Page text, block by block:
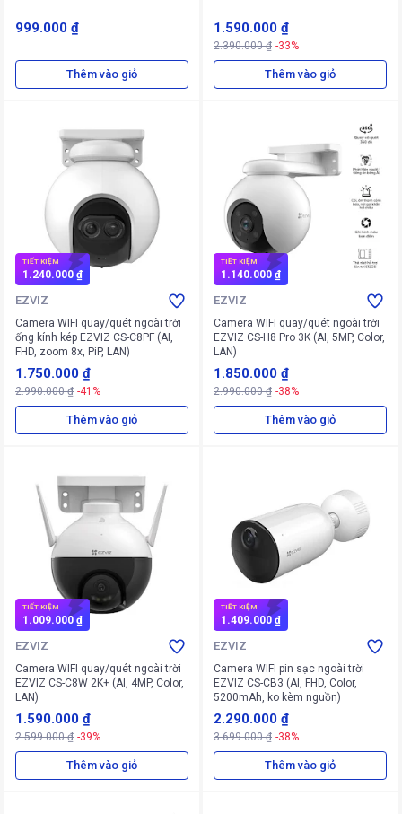
999.000 ₫
Thêm vào giỏ
1.590.000 ₫
2.390.000 ₫ -33%
Thêm vào giỏ
TIẾT KIỆM
1.240.000 ₫
EZVIZ
Camera WIFI quay/quét ngoài trời
ống kính kép EZVIZ CS-C8PF (AI,
FHD, zoom 8x, PiP, LAN)
1.750.000 ₫
2.990.000 ₫ -41%
Thêm vào giỏ
TIẾT KIỆM
1.140.000 ₫
EZVIZ
Camera WIFI quay/quét ngoài trời
EZVIZ CS-H8 Pro 3K (AI, 5MP, Color,
LAN)
1.850.000 ₫
2.990.000 ₫ -38%
Thêm vào giỏ
TIẾT KIỆM
1.009.000 ₫
EZVIZ
Camera WIFI quay/quét ngoài trời
EZVIZ CS-C8W 2K+ (AI, 4MP, Color,
LAN)
1.590.000 ₫
2.599.000 ₫ -39%
Thêm vào giỏ
TIẾT KIỆM
1.409.000 ₫
EZVIZ
Camera WIFI pin sạc ngoài trời
EZVIZ CS-CB3 (AI, FHD, Color,
5200mAh, ko kèm nguồn)
2.290.000 ₫
3.699.000 ₫ -38%
Thêm vào giỏ